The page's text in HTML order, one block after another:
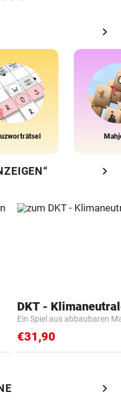
chevron_right
chevron_right
Ein Spiel aus abbaubaren
€31,90
chevron_right